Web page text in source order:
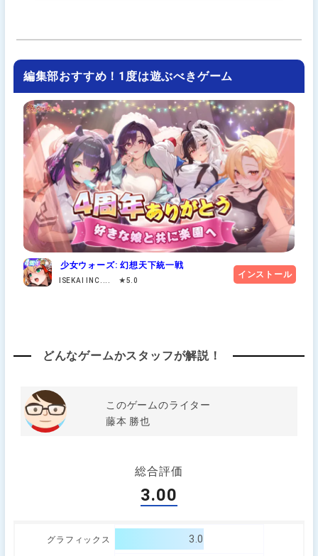
編集部おすすめ！1度は遊ぶべきゲーム
少女ウォーズ: 幻想天下統一戦
ISEKAI INC.... ★5.0
インストール
どんなゲームかスタッフが解説！
このゲームのライター
藤本 勝也
総合評価
3.00
グラフィックス 3.0